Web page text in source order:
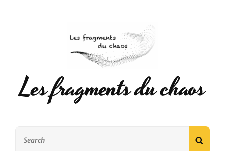
Les fragments du chaos